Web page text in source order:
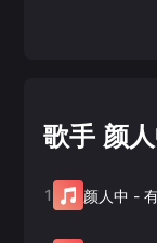
歌手 颜
1 颜人中 -